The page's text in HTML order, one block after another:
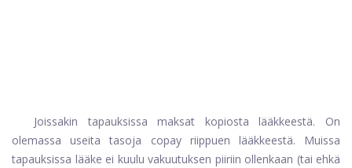
Joissakin tapauksissa maksat kopiosta lääkkeestä. On
olemassa useita tasoja copay riippuen lääkkeestä. Muissa
tapauksissa lääke ei kuulu vakuutuksen piiriin ollenkaan (tai ehkä